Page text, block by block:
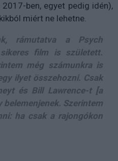
ben, egyet pedig idén),
miért ne lehetne.
rámutatva a Psych
film is született.
még számunkra is
ilyet összehozni. Csak
és Bill Lawrence-t [a
Szerintem
ha csak a rajongókon